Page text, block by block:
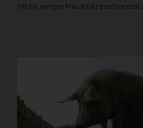
mit nur wenigen Mausklicks ganz bequem